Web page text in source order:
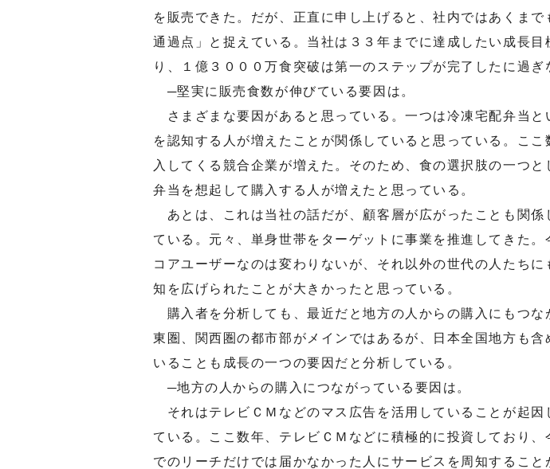
を販売できた。だが、正直に申し上げると、社内ではあくまで
通過点」と捉えている。当社は３３年までに達成したい成長目
り、１億３０００万食突破は第一のステップが完了したに過ぎ
─堅実に販売食数が伸びている要因は。
さまざまな要因があると思っている。一つは冷凍宅配弁当と
を認知する人が増えたことが関係していると思っている。ここ
入してくる競合企業が増えた。そのため、食の選択肢の一つと
弁当を想起して購入する人が増えたと思っている。
あとは、これは当社の話だが、顧客層が広がったことも関係
ている。元々、単身世帯をターゲットに事業を推進してきた。
コアユーザーなのは変わりないが、それ以外の世代の人たちに
知を広げられたことが大きかったと思っている。
購入者を分析しても、最近だと地方の人からの購入にもつな
東圏、関西圏の都市部がメインではあるが、日本全国地方も含
いることも成長の一つの要因だと分析している。
─地方の人からの購入につながっている要因は。
それはテレビＣＭなどのマス広告を活用していることが起因
ている。ここ数年、テレビＣＭなどに積極的に投資しており、
でのリーチだけでは届かなかった人にサービスを周知すること